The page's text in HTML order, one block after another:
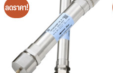
ลดราคา! Add
to